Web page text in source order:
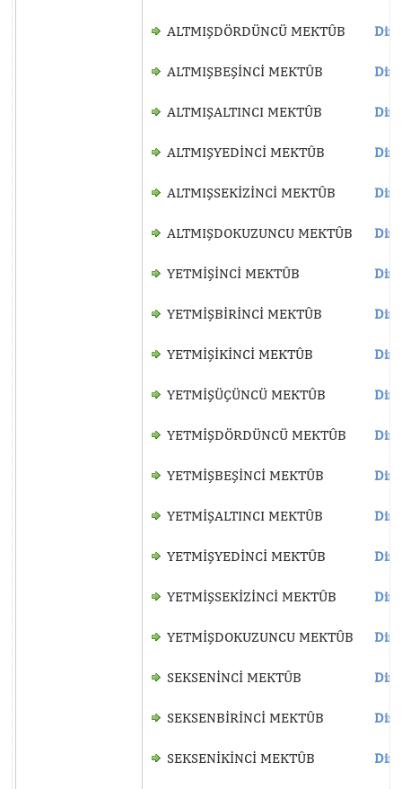
ALTMIŞDÖRDÜNCÜ MEKTÛB
ALTMIŞBEŞİNCİ MEKTÛB
ALTMIŞALTINCI MEKTÛB
ALTMIŞYEDİNCİ MEKTÛB
ALTMIŞSEKİZİNCİ MEKTÛB
ALTMIŞDOKUZUNCU MEKTÛB
YETMİŞİNCİ MEKTÛB
YETMİŞBİRİNCİ MEKTÛB
YETMİŞİKİNCİ MEKTÛB
YETMİŞÜÇÜNCÜ MEKTÛB
YETMİŞDÖRDÜNCÜ MEKTÛB
YETMİŞBEŞİNCİ MEKTÛB
YETMİŞALTINCI MEKTÛB
YETMİŞYEDİNCİ MEKTÛB
YETMİŞSEKİZİNCİ MEKTÛB
YETMİŞDOKUZUNCU MEKTÛB
SEKSENİNCİ MEKTÛB
SEKSENBİRİNCİ MEKTÛB
SEKSENİKİNCİ MEKTÛB